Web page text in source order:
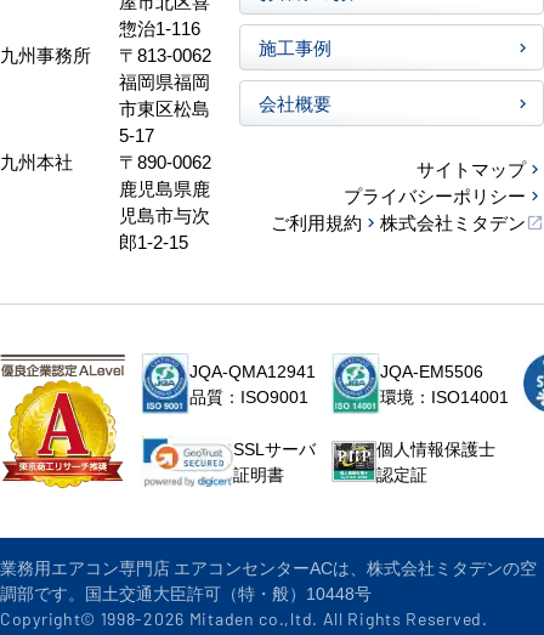
惣治1-116
九州事務所
〒813-0062
福岡県福岡
市東区松島
5-17
九州本社
〒890-0062
鹿児島県鹿
児島市与次
郎1-2-15
施工事例
会社概要
サイトマップ
プライバシーポリシー
ご利用規約
株式会社ミタデン
JQA-QMA12941
品質：ISO9001
JQA-EM5506
環境：ISO14001
SSLサーバ
証明書
個人情報保護士
認定証
業務用エアコン専門店 エアコンセンターACは、株式会社ミタデンの空
調部です。国土交通大臣許可（特・般）10448号
Copyright© 1998-2026 Mitaden co.,ltd. All Rights Reserved.